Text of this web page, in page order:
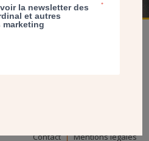
Contact Mentions légales
la newsletter des
et autres
*